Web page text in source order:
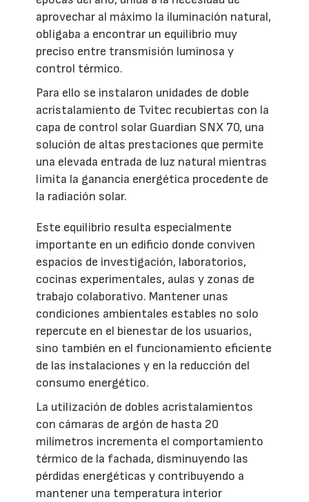
aprovechar al máximo la iluminación natural,
obligaba a encontrar un equilibrio muy
preciso entre transmisión luminosa y
control térmico.
Para ello se instalaron unidades de doble
acristalamiento de Tvitec recubiertas con la
capa de control solar Guardian SNX 70, una
solución de altas prestaciones que permite
una elevada entrada de luz natural mientras
limita la ganancia energética procedente de
la radiación solar.
Este equilibrio resulta especialmente
importante en un edificio donde conviven
espacios de investigación, laboratorios,
cocinas experimentales, aulas y zonas de
trabajo colaborativo. Mantener unas
condiciones ambientales estables no solo
repercute en el bienestar de los usuarios,
sino también en el funcionamiento eficiente
de las instalaciones y en la reducción del
consumo energético.
La utilización de dobles acristalamientos
con cámaras de argón de hasta 20
milímetros incrementa el comportamiento
térmico de la fachada, disminuyendo las
pérdidas energéticas y contribuyendo a
mantener una temperatura interior